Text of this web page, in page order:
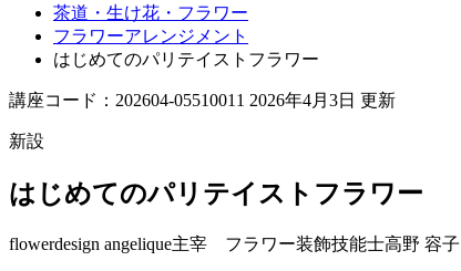
茶道・生け花・フラワー
フラワーアレンジメント
はじめてのパリテイストフラワー
講座コード：202604-05510011 2026年4月3日 更新
新設
はじめてのパリテイストフラワー
flowerdesign angelique主宰 フラワー装飾技能士高野 容子